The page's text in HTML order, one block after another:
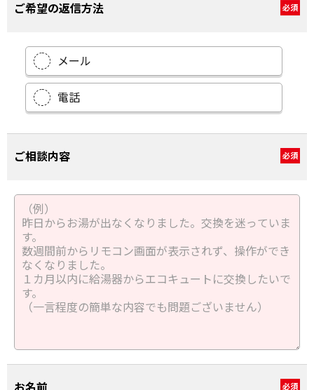
でも問題ございません。
ご希望の返信方法
メール
ご相談内容